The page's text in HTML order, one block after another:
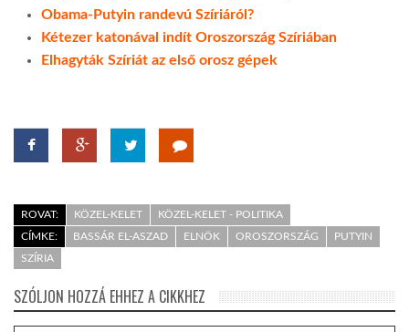
Obama-Putyin randevú Szíriáról?
Kétezer katonával indít Oroszország Szíriában
Elhagyták Szíriát az első orosz gépek
ROVAT: KÖZEL-KELET
KÖZEL-KELET - POLITIKA
CÍMKE:
BASSÁR EL-ASZAD ELNÖK OROSZORSZÁG
PUTYIN
SZÍRIA
SZÓLJON HOZZÁ EHHEZ A CIKKHEZ